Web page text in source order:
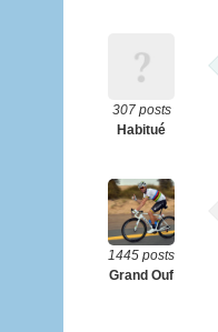
307 posts
Habitué
1445 posts
Grand Ouf